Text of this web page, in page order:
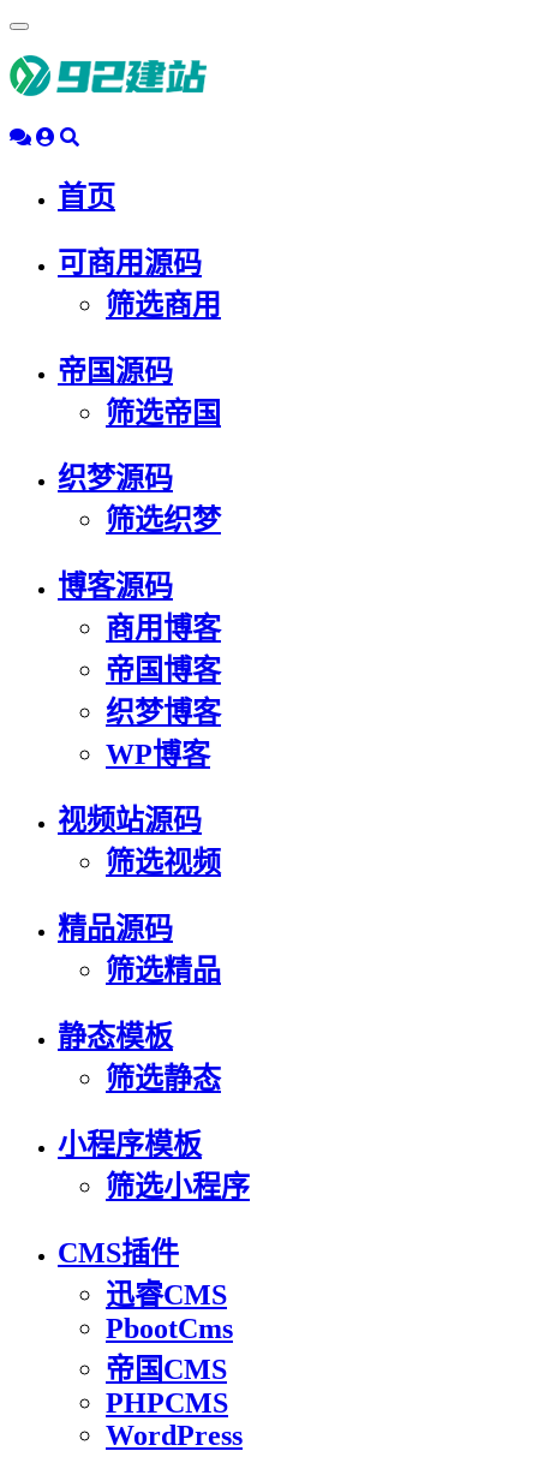
动
导
首页
可商用源码
筛选商用
帝国源码
筛选帝国
织梦源码
筛选织梦
博客源码
商用博客
帝国博客
织梦博客
WP博客
视频站源码
筛选视频
精品源码
筛选精品
静态模板
筛选静态
小程序模板
筛选小程序
CMS插件
迅睿CMS
PbootCms
帝国CMS
PHPCMS
WordPress